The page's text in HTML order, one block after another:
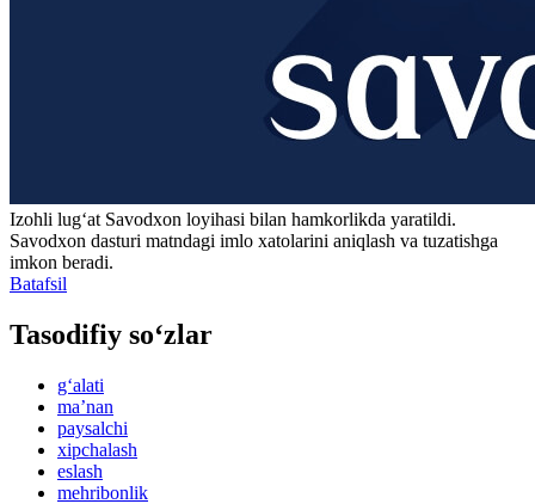
Izohli lugʻat Savodxon loyihasi bilan hamkorlikda yaratildi.
Savodxon dasturi matndagi imlo xatolarini aniqlash va tuzatishga
imkon beradi.
Batafsil
Tasodifiy so‘zlar
g‘alati
maʼnan
paysalchi
xipchalash
eslash
mehribonlik